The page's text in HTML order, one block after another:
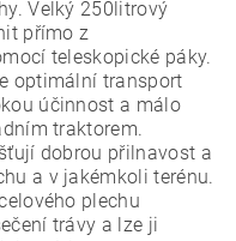
Velký 250litrový
přímo z
teleskopické páky.
optimální transport
účinnost a málo
traktorem.
dobrou přilnavost a
a v jakémkoli terénu.
plechu
trávy a lze ji